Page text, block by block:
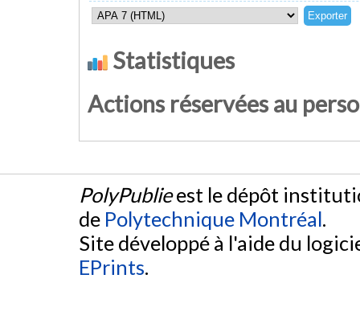
Statistiques
Actions réservées au
PolyPublieest le dépôt
de Polytechnique Montréal.
Site développé à l'aide du
EPrints.